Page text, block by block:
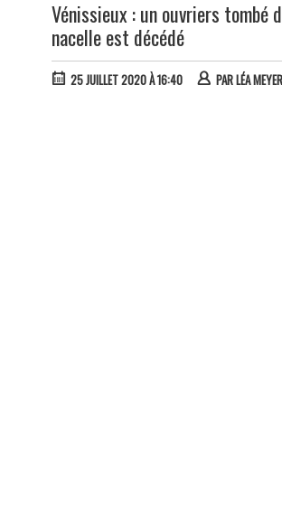
Vénissieux : un ouvriers tombé
nacelle est décédé
25 JUILLET 2020 À 16:40 PARLÉA MEYER